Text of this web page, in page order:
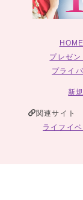
HOME
プレゼ
プライ
新
関連サイト
ライフイ